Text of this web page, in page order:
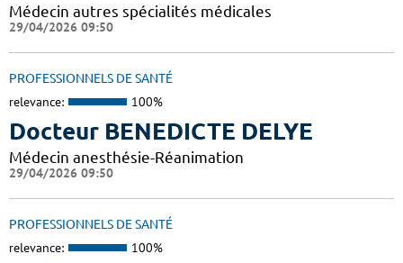
Médecin autres spécialités médicales
29/04/2026 09:50
PROFESSIONNELS DE SANTÉ
relevance: 100%
Docteur BENEDICTE DELYE
Médecin anesthésie-Réanimation
29/04/2026 09:50
PROFESSIONNELS DE SANTÉ
relevance: 100%